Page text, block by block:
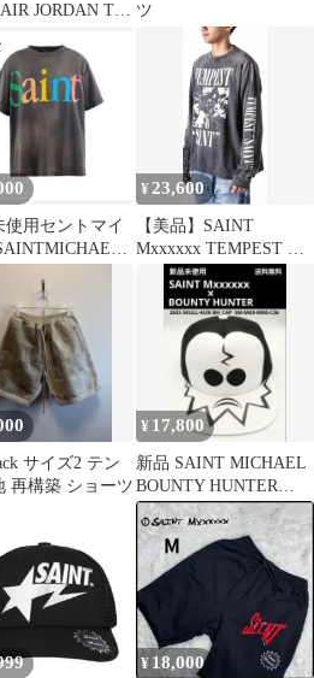
JORDAN Tシ ツ
使用セントマイ
¥ 23,600
【美品】SAINT
Mxxxxxx TEMPEST 長
袖カットソー XXL
サイズ2 テン
再構築 ショーツ
¥ 17,800
新品 SAINT MICHAEL
BOUNTY HUNTER
26SS スカル君
¥ 18,000